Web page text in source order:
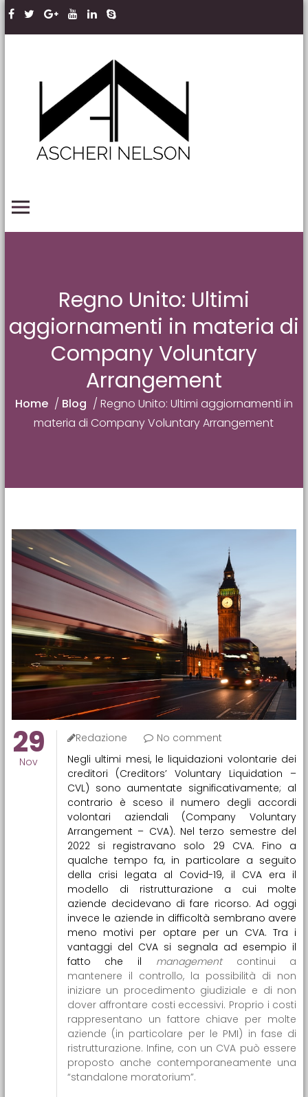
Skip to content
Regno Unito: Ultimi
aggiornamenti in materia di
Company Voluntary
Arrangement
Home / Blog / Regno Unito: Ultimi aggiornamenti in
materia di Company Voluntary Arrangement
29
Nov
Redazione
No comment
Negli ultimi mesi, le liquidazioni volontarie dei
creditori (Creditors’ Voluntary Liquidation –
CVL) sono aumentate significativamente; al
contrario è sceso il numero degli accordi
volontari aziendali (Company Voluntary
Arrangement – CVA). Nel terzo semestre del
2022 si registravano solo 29 CVA. Fino a
qualche tempo fa, in particolare a seguito
della crisi legata al Covid-19, il CVA era il
modello di ristrutturazione a cui molte
aziende decidevano di fare ricorso. Ad oggi
invece le aziende in difficoltà sembrano avere
meno motivi per optare per un CVA. Tra i
vantaggi del CVA si segnala ad esempio il
fatto che il management continui a
mantenere il controllo, la possibilità di non
iniziare un procedimento giudiziale e di non
dover affrontare costi eccessivi. Proprio i costi
rappresentano un fattore chiave per molte
aziende (in particolare per le PMI) in fase di
ristrutturazione. Infine, con un CVA può essere
proposto anche contemporaneamente una
“standalone moratorium”.